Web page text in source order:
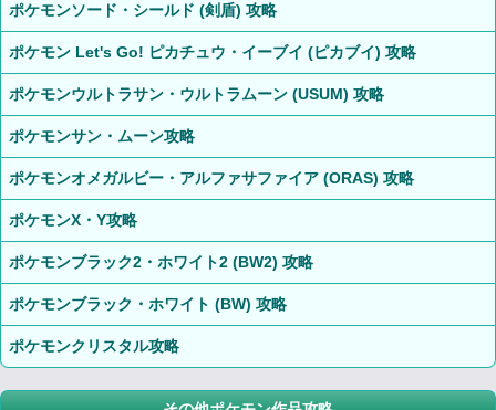
ポケモンソード・シールド (剣盾) 攻略
ポケモン Let's Go! ピカチュウ・イーブイ (ピカブイ) 攻略
ポケモンウルトラサン・ウルトラムーン (USUM) 攻略
ポケモンサン・ムーン攻略
ポケモンオメガルビー・アルファサファイア (ORAS) 攻略
ポケモンX・Y攻略
ポケモンブラック2・ホワイト2 (BW2) 攻略
ポケモンブラック・ホワイト (BW) 攻略
ポケモンクリスタル攻略